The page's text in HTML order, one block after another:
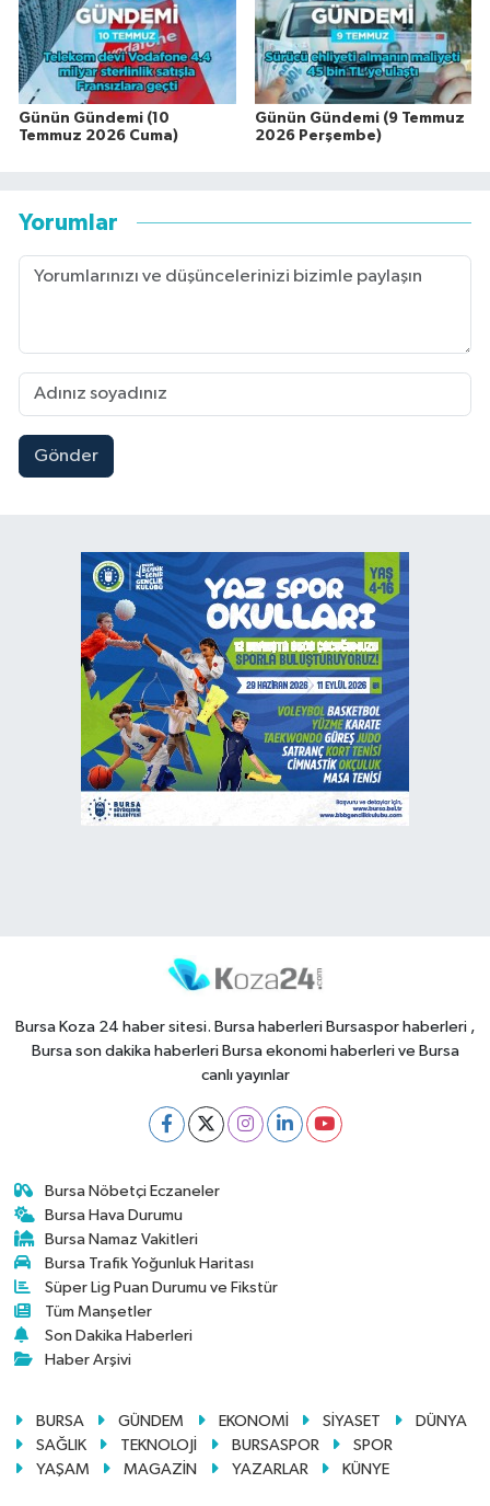
Günün Gündemi (10
Temmuz 2026 Cuma)
Günün Gündemi (9 Temmuz
2026 Perşembe)
Yorumlar
Gönder
Bursa Koza 24 haber sitesi. Bursa haberleri Bursaspor haberleri ,
Bursa son dakika haberleri Bursa ekonomi haberleri ve Bursa
canlı yayınlar
Bursa Nöbetçi Eczaneler
Bursa Hava Durumu
Bursa Namaz Vakitleri
Bursa Trafik Yoğunluk Haritası
Süper Lig Puan Durumu ve Fikstür
Tüm Manşetler
Son Dakika Haberleri
Haber Arşivi
BURSA GÜNDEM EKONOMİ SİYASET
DÜNYA
SAĞLIK
TEKNOLOJİ BURSASPOR
SPOR
YAŞAM
MAGAZİN YAZARLAR KÜNYE